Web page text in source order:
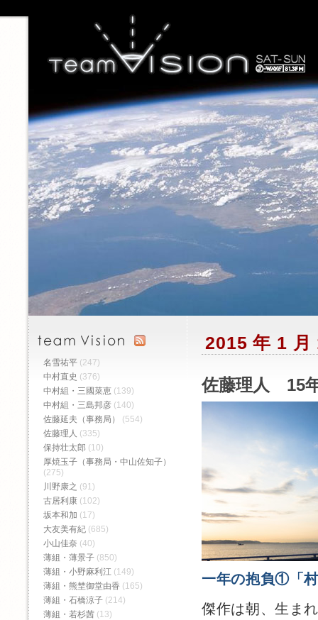
2015 年 1 月
佐藤理人 15
一年の抱負①「
傑作は朝、生ま
名雪祐平 (247)
中村直史 (376)
中村組・三國菜恵 (139)
中村組・三島邦彦 (140)
佐藤延夫（事務局）
(554)
佐藤理人 (335)
保持壮太郎 (10)
厚焼玉子（事務局・中山佐知子）
(275)
川野康之 (91)
古居利康 (102)
坂本和加 (17)
大友美有紀 (685)
小山佳奈 (40)
薄組・薄景子 (850)
薄組・小野麻利江 (149)
薄組・熊埜御堂由香 (165)
薄組・石橋涼子 (214)
薄組・若杉茜 (13)